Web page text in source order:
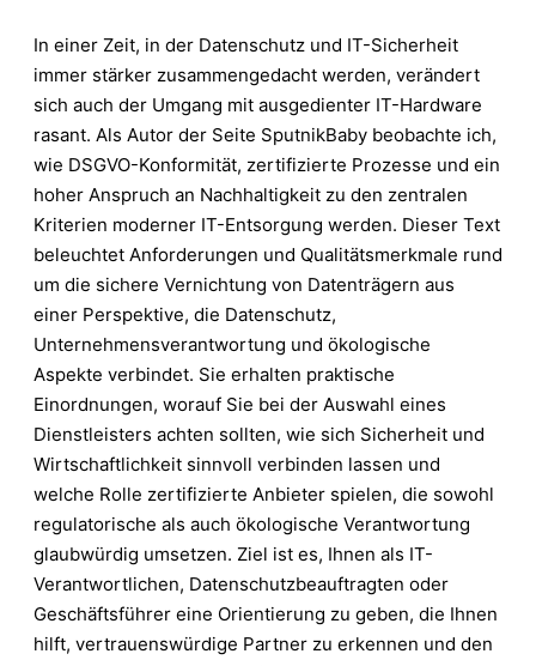
In einer Zeit, in der Datenschutz und IT-Sicherheit
immer stärker zusammengedacht werden, verändert
sich auch der Umgang mit ausgedienter IT-Hardware
rasant. Als Autor der Seite SputnikBaby beobachte ich,
wie DSGVO-Konformität, zertifizierte Prozesse und ein
hoher Anspruch an Nachhaltigkeit zu den zentralen
Kriterien moderner IT-Entsorgung werden. Dieser Text
beleuchtet Anforderungen und Qualitätsmerkmale rund
um die sichere Vernichtung von Datenträgern aus
einer Perspektive, die Datenschutz,
Unternehmensverantwortung und ökologische
Aspekte verbindet. Sie erhalten praktische
Einordnungen, worauf Sie bei der Auswahl eines
Dienstleisters achten sollten, wie sich Sicherheit und
Wirtschaftlichkeit sinnvoll verbinden lassen und
welche Rolle zertifizierte Anbieter spielen, die sowohl
regulatorische als auch ökologische Verantwortung
glaubwürdig umsetzen. Ziel ist es, Ihnen als IT-
Verantwortlichen, Datenschutzbeauftragten oder
Geschäftsführer eine Orientierung zu geben, die Ihnen
hilft, vertrauenswürdige Partner zu erkennen und den